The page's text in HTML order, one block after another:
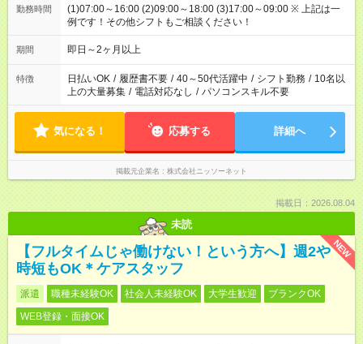
勤務時間
(1)07:00～16:00 (2)09:00～18:00 (3)17:00～09:00 ※ 上記は一
例です！その他シフトもご相談ください！
期間 即日～2ヶ月以上
特徴 日払いOK / 履歴書不要 / 40～50代活躍中 / シフト勤務 / 10名以
上の大量募集 / 電話対応なし / パソコンスキル不要
気になる！ 応募する 詳細へ
掲載元企業名 株式会社ニッソーネット
掲載日：2026.08.04
未読
NEW
【フルタイムじゃ働けない！という方へ】週2や
時短もOK＊ケアスタッフ
派遣 職種未経験OK 社会人未経験OK 大学生歓迎
ブランクOK
WEB登録・面接OK